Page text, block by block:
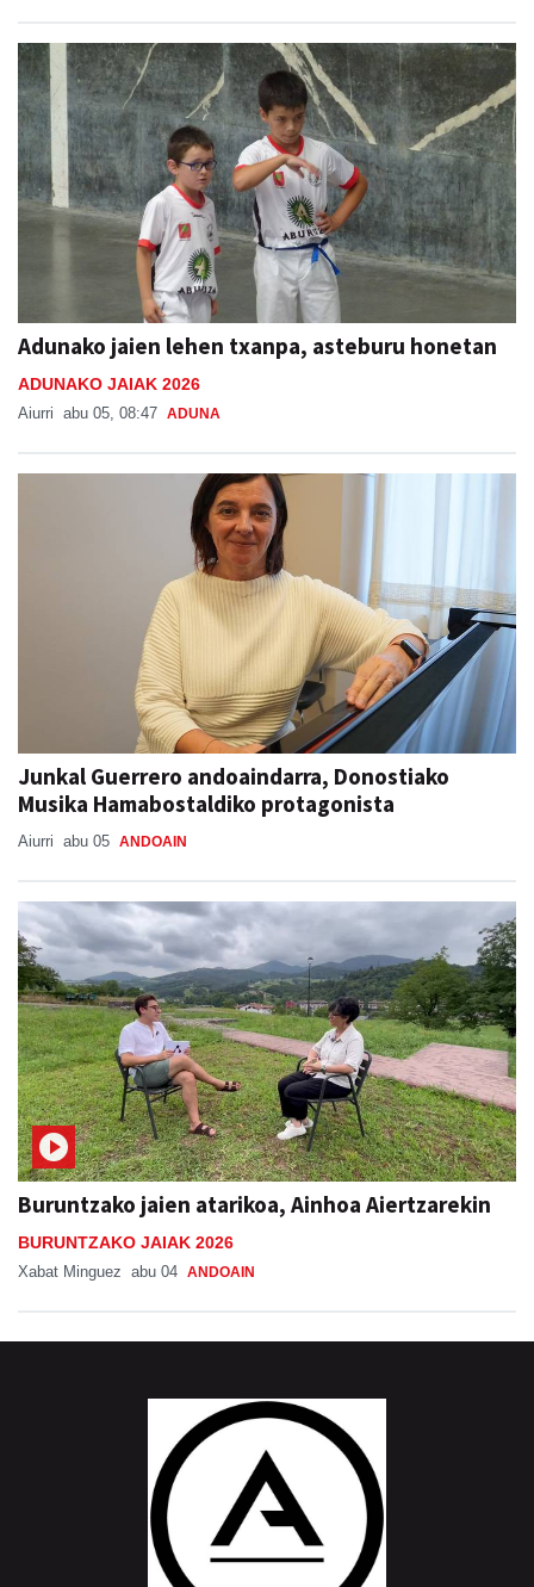
Adunako jaien lehen txanpa, asteburu honetan
ADUNAKO JAIAK 2026
Aiurri abu 05, 08:47 ADUNA
Junkal Guerrero andoaindarra, Donostiako
Musika Hamabostaldiko protagonista
Aiurri abu 05 ANDOAIN
Buruntzako jaien atarikoa, Ainhoa Aiertzarekin
BURUNTZAKO JAIAK 2026
Xabat Minguez abu 04 ANDOAIN